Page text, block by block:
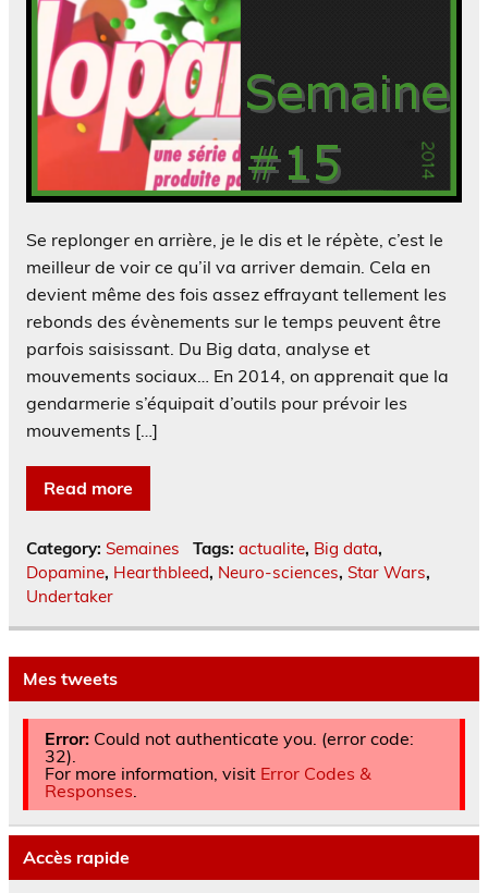
Se replonger en arrière, je le dis et le répète, c’est le
meilleur de voir ce qu’il va arriver demain. Cela en
devient même des fois assez effrayant tellement les
rebonds des évènements sur le temps peuvent être
parfois saisissant. Du Big data, analyse et
mouvements sociaux… En 2014, on apprenait que la
gendarmerie s’équipait d’outils pour prévoir les
mouvements […]
Read more
Category: Semaines Tags: actualite, Big data,
Dopamine, Hearthbleed, Neuro-sciences, Star Wars,
Undertaker
Mes tweets
Error:Could not authenticate you. (error code:
32).
For more information, visit Error Codes &
Responses.
Accès rapide